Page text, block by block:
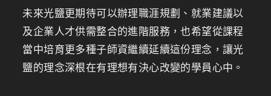
未來光鹽更期待可以辦理職涯規劃、就業建議以
及企業人才供需整合的進階服務，也希望從課程
當中培育更多種子師資繼續延續這份理念，讓光
鹽的理念深根在有理想有決心改變的學員心中。